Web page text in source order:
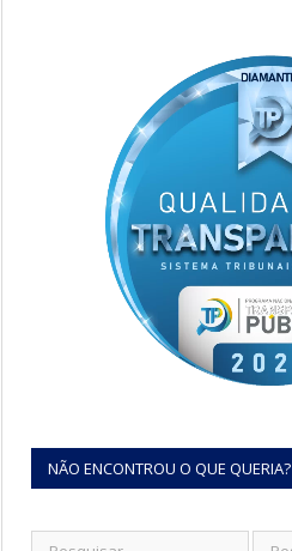
NÃO ENCONTROU O QUE QUERIA?